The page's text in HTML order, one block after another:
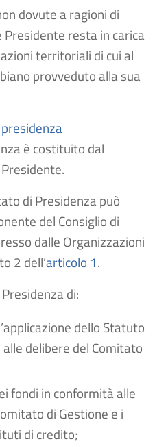
dovute a ragioni di
resta in carica
territoriali di cui al
provveduto alla sua
è costituito dal
di Presidenza può
del Consiglio di
dalle Organizzazioni
2 dell’articolo 1.
di:
dello Statuto
delibere del Comitato
fondi in conformità alle
di Gestione e i
di credito;